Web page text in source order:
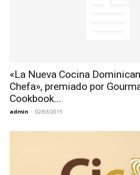
«La Nueva Cocina
Chefa», premiado por
Cookbook...
admin - 02/03/2015